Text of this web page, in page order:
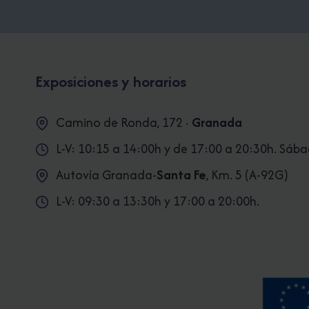
Exposiciones y horarios
Camino de Ronda, 172 · Granada
L-V: 10:15 a 14:00h y de 17:00 a 20:30h.
Autovía Granada-Santa Fe, Km. 5 (A-92G)
L-V: 09:30 a 13:30h y 17:00 a 20:00h.